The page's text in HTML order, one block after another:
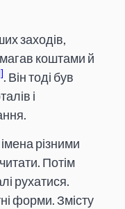
заходів,
коштами й
. Він тоді був
і
різними
Потім
рухатися.
форми. Змісту